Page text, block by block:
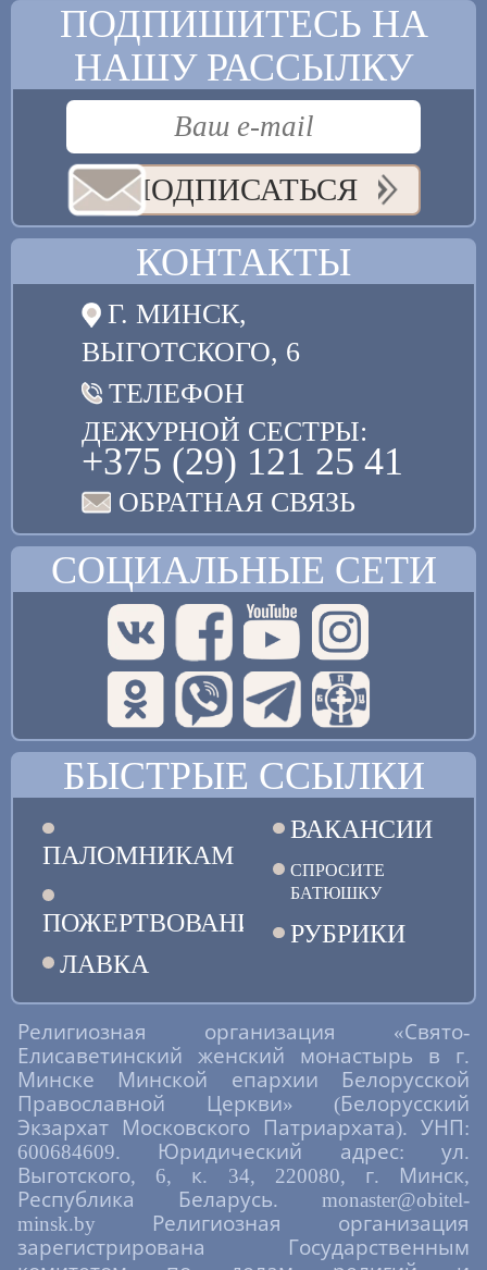
ПОДПИШИТЕСЬ НА
НАШУ РАССЫЛКУ
ПОДПИСАТЬСЯ
КОНТАКТЫ
Г. МИНСК,
ВЫГОТСКОГО, 6
ТЕЛЕФОН
ДЕЖУРНОЙ СЕСТРЫ:
+375 (29) 121 25 41
ОБРАТНАЯ СВЯЗЬ
СОЦИАЛЬНЫЕ СЕТИ
БЫСТРЫЕ ССЫЛКИ
ПАЛОМНИКАМ
ПОЖЕРТВОВАНИЯ
ЛАВКА
ВАКАНСИИ
СПРОСИТЕ
БАТЮШКУ
РУБРИКИ
Религиозная организация «Свято-
Елисаветинский женский монастырь в г.
Минске Минской епархии Белорусской
Православной Церкви» (Белорусский
Экзархат Московского Патриархата). УНП:
600684609. Юридический адрес: ул.
Выготского, 6, к. 34, 220080, г. Минск,
Республика Беларусь. monaster@obitel-
minsk.by Религиозная организация
зарегистрирована Государственным